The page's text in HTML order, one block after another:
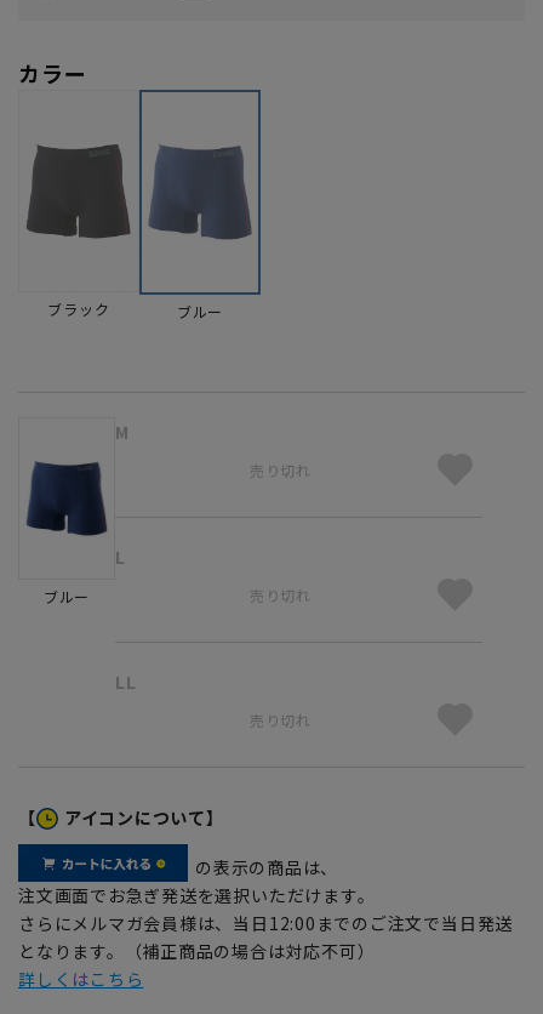
カラー
ブラック ブルー
ブルー
M
売り切れ
L
売り切れ
LL
売り切れ
【 アイコンについて】
の表示の商品は、
注文画面でお急ぎ発送を選択いただけます。
さらにメルマガ会員様は、当日12:00までのご注文で当日発送
となります。（補正商品の場合は対応不可）
詳しくはこちら